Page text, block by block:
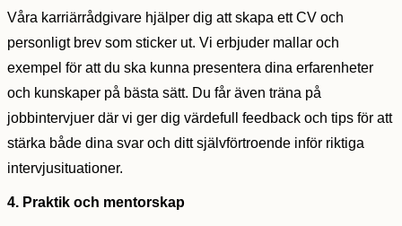
Våra karriärrådgivare hjälper dig att skapa ett CV och
personligt brev som sticker ut. Vi erbjuder mallar och
exempel för att du ska kunna presentera dina erfarenheter
och kunskaper på bästa sätt. Du får även träna på
jobbintervjuer där vi ger dig värdefull feedback och tips för att
stärka både dina svar och ditt självförtroende inför riktiga
intervjusituationer.
4. Praktik och mentorskap